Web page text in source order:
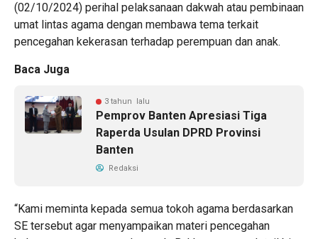
(02/10/2024) perihal pelaksanaan dakwah atau pembinaan
umat lintas agama dengan membawa tema terkait
pencegahan kekerasan terhadap perempuan dan anak.
Baca Juga
3 tahun lalu
Pemprov Banten Apresiasi Tiga
Raperda Usulan DPRD Provinsi
Banten
Redaksi
“Kami meminta kepada semua tokoh agama berdasarkan
SE tersebut agar menyampaikan materi pencegahan